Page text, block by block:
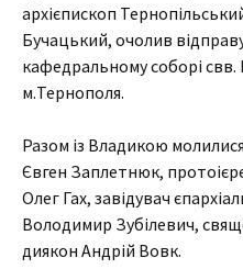
архієпископ
Бучацький, очолив
кафедральному соборі
м.Тернополя.
Разом із Владикою
Євген Заплетнюк,
Олег Гах, завідувач
Володимир Зубілевич,
диякон Андрій Вовк.